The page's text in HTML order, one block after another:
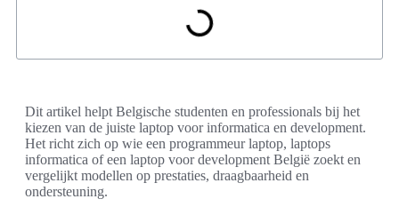
Dit artikel helpt Belgische studenten en professionals bij het
kiezen van de juiste laptop voor informatica en development.
Het richt zich op wie een programmeur laptop, laptops
informatica of een laptop voor development België zoekt en
vergelijkt modellen op prestaties, draagbaarheid en
ondersteuning.